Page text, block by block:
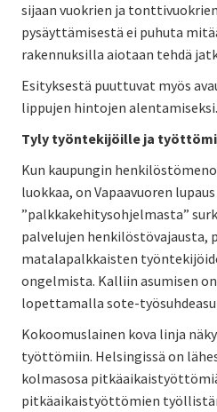
sijaan vuokrien ja
pysäyttämisestä ei puhuta
rakennuksilla aiotaan tehdä
Esityksestä puuttuvat myös
lippujen hintojen alentamiseksi.
Tyly työntekijöille ja
Kun kaupungin
luokkaa, on Vapaavuoren
”palkkakehitysohjelmasta”
palvelujen henkilöstövajausta,
matalapalkkaisten
ongelmista. Kalliin asumisen
lopettamalla sote-
Kokoomuslainen kova linja
työttömiin. Helsingissä on
kolmasosa
pitkäaikaistyöttömien